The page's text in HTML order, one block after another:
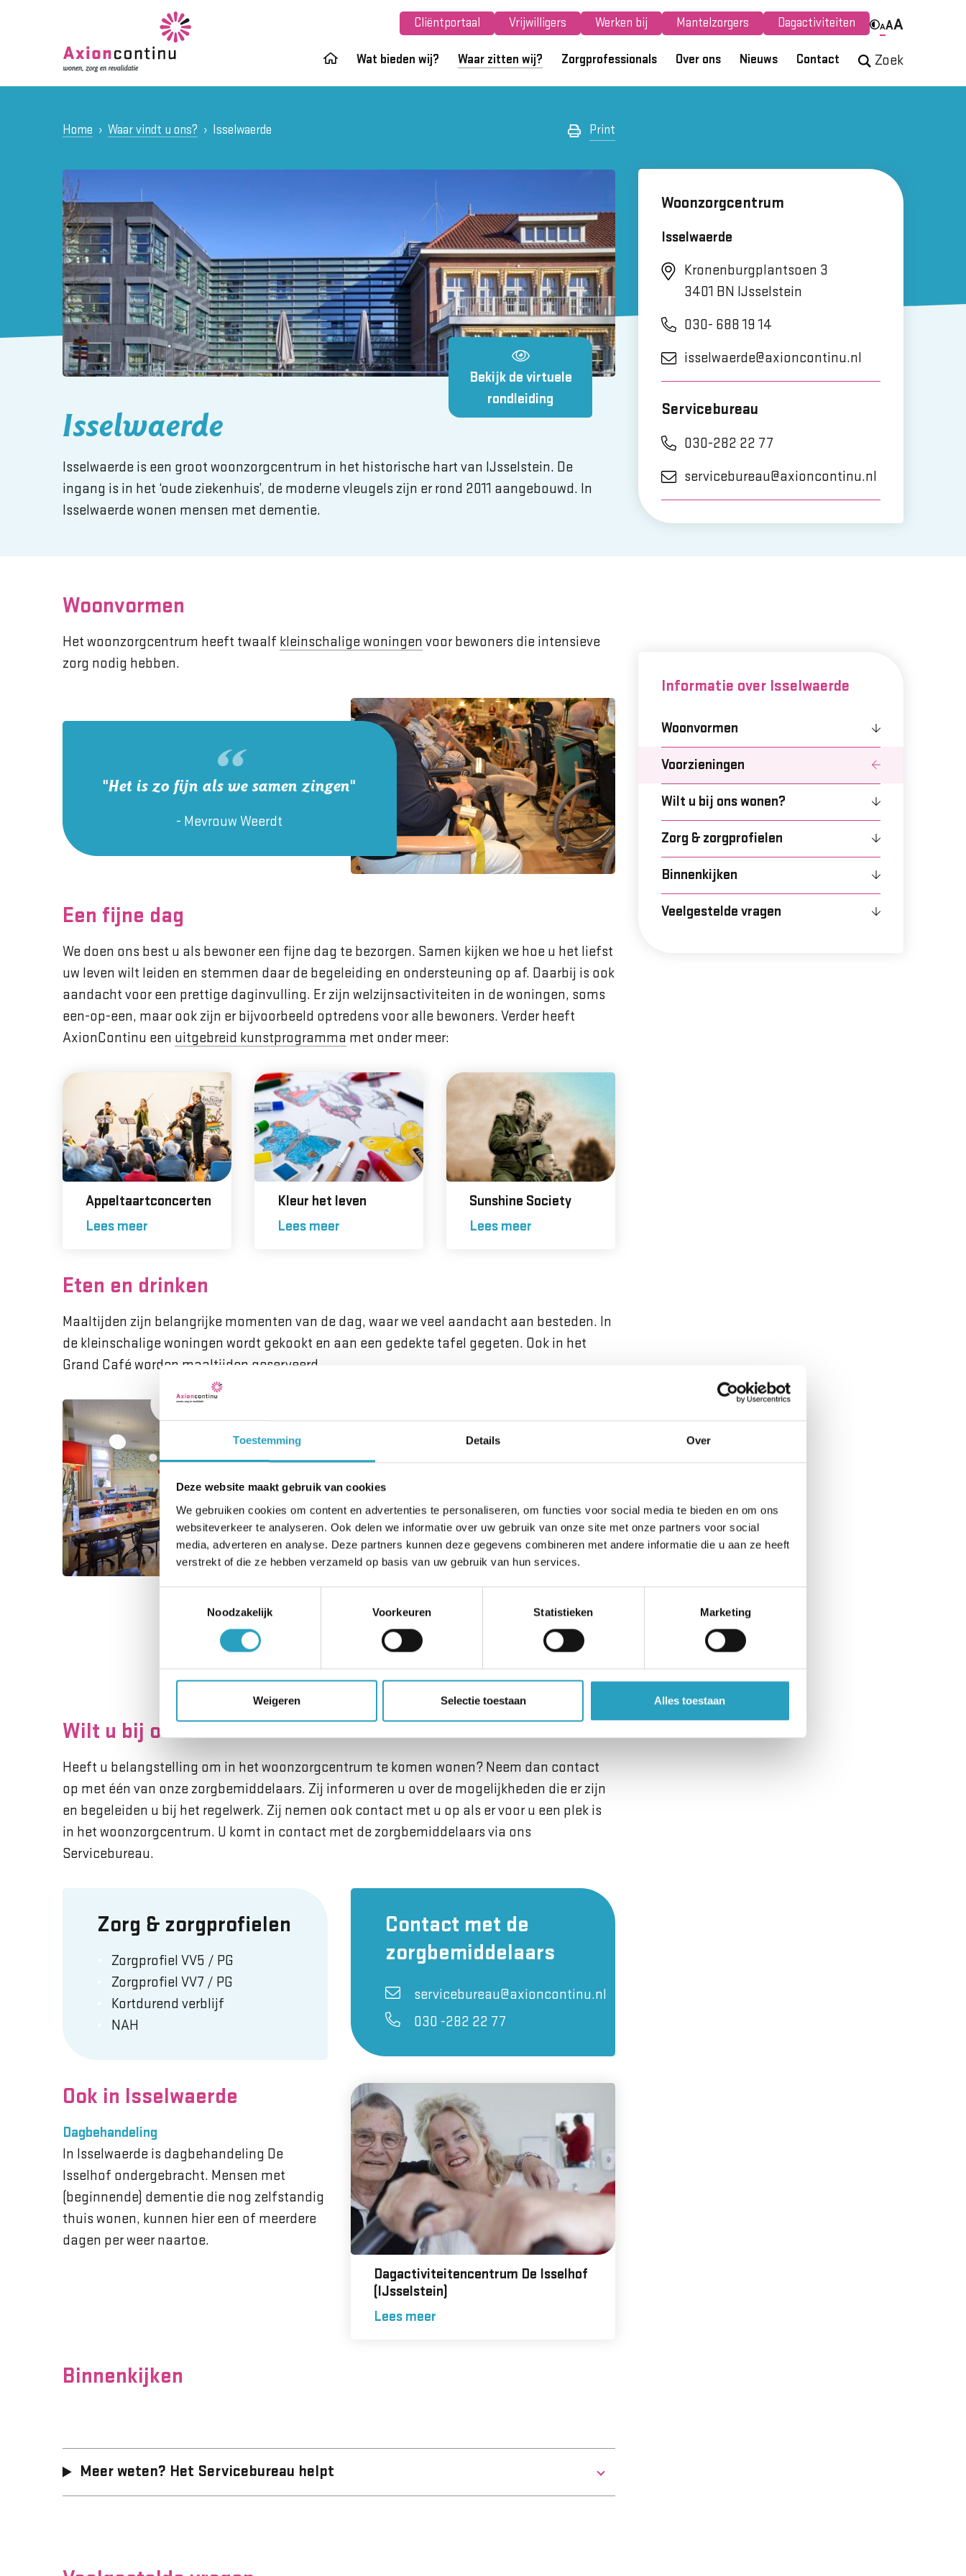
Toestemming Details Over
Deze website maakt gebruik van cookies
We gebruiken cookies om content en advertenties te personaliseren, om functies voor social media te bieden en om ons
websiteverkeer te analyseren. Ook delen we informatie over uw gebruik van onze site met onze partners voor social
media, adverteren en analyse. Deze partners kunnen deze gegevens combineren met andere informatie die u aan ze heeft
verstrekt of die ze hebben verzameld op basis van uw gebruik van hun services.
Noodzakelijk
Voorkeuren Statistieken Marketing
Weigeren Selectie toestaan Alles toestaan
Cliëntportaal Vrijwilligers Werken bij Mantelzorgers Dagactiviteiten AAA
Wat bieden wij? Waar zitten wij? Zorgprofessionals Over ons Nieuws Contact Zoek
Home Waar vindt u ons? Isselwaerde Print
Bekijk de virtuele
rondleiding
Isselwaerde
Isselwaerde is een groot woonzorgcentrum in het historische hart van IJsselstein. De
ingang is in het ‘oude ziekenhuis’, de moderne vleugels zijn er rond 2011 aangebouwd. In
Isselwaerde wonen mensen met dementie.
Woonzorgcentrum
Isselwaerde
Kronenburgplantsoen 3
3401 BN IJsselstein
030- 688 19 14
isselwaerde@axioncontinu.nl
Servicebureau
030-282 22 77
servicebureau@axioncontinu.nl
Woonvormen
Het woonzorgcentrum heeft twaalf kleinschalige woningen voor bewoners die intensieve
zorg nodig hebben.
"Het is zo fijn als we samen zingen"
- Mevrouw Weerdt
Een fijne dag
We doen ons best u als bewoner een fijne dag te bezorgen. Samen kijken we hoe u het liefst
uw leven wilt leiden en stemmen daar de begeleiding en ondersteuning op af. Daarbij is ook
aandacht voor een prettige daginvulling. Er zijn welzijnsactiviteiten in de woningen, soms
een-op-een, maar ook zijn er bijvoorbeeld optredens voor alle bewoners. Verder heeft
AxionContinu een uitgebreid kunstprogramma met onder meer:
Appeltaartconcerten
Lees meer
Kleur het leven
Lees meer
Sunshine Society
Lees meer
Eten en drinken
Maaltijden zijn belangrijke momenten van de dag, waar we veel aandacht aan besteden. In
de kleinschalige woningen wordt gekookt en aan een gedekte tafel gegeten. Ook in het
Grand Café worden maaltijden geserveerd.
Voorzieningen
Grand café
Kapper
Winkel
Besloten binnentuin
Meer informatie over de voorzieningen en
Wilt u bij ons wonen?
Heeft u belangstelling om in het woonzorgcentrum te komen wonen? Neem dan contact
op met één van onze zorgbemiddelaars. Zij informeren u over de mogelijkheden die er zijn
en begeleiden u bij het regelwerk. Zij nemen ook contact met u op als er voor u een plek is
in het woonzorgcentrum. U komt in contact met de zorgbemiddelaars via ons
Servicebureau.
Zorg & zorgprofielen
Zorgprofiel VV5 / PG
Zorgprofiel VV7 / PG
Kortdurend verblijf
NAH
Contact met de
zorgbemiddelaars
servicebureau@axioncontinu.nl
030 -282 22 77
Ook in Isselwaerde
Dagbehandeling
In Isselwaerde is dagbehandeling De
Isselhof ondergebracht. Mensen met
(beginnende) dementie die nog zelfstandig
thuis wonen, kunnen hier een of meerdere
dagen per weer naartoe.
Dagactiviteitencentrum De Isselhof
(IJsselstein)
Lees meer
Binnenkijken
Meer weten? Het Servicebureau helpt
Informatie over Isselwaerde
Woonvormen
Voorzieningen
Wilt u bij ons wonen?
Zorg & zorgprofielen
Binnenkijken
Veelgestelde vragen